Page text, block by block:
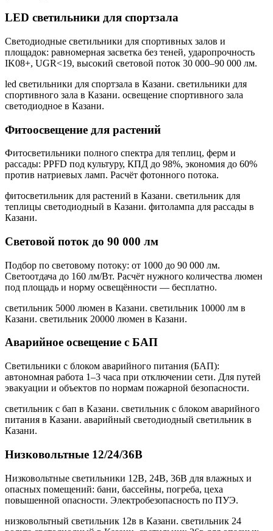
LED светильники для спортзала
Светодиодные светильники для спортивных залов и
площадок: равномерная засветка без теней, ударопрочность
IK08+, UGR<19, высокий световой поток 30 000–90 000 лм.
led светильники для спортзала в Казани. светильники для
спортивного зала в Казани. освещение спортивного зала
светодиодное в Казани.
Фитоосвещение для растений
Фитосветильники полного спектра для теплиц, ферм и
рассады: PPFD под культуру, КПД до 98%, экономия до 60%
против натриевых ламп. Расчёт фотонного потока.
фитосветильник для растений в Казани. светильник для
теплицы светодиодный в Казани. фитолампа для рассады в
Казани.
Световой поток до 90 000 лм
Подбор по световому потоку: от 1000 до 90 000 лм.
Светоотдача до 160 лм/Вт. Расчёт нужного количества люмен
под площадь и норму освещённости — бесплатно.
светильник 5000 люмен в Казани. светильник 10000 лм в
Казани. светильник 20000 люмен в Казани.
Аварийное освещение с БАП
Светильники с блоком аварийного питания (БАП):
автономная работа 1–3 часа при отключении сети. Для путей
эвакуации и объектов по нормам пожарной безопасности.
светильник с бап в Казани. светильник с блоком аварийного
питания в Казани. аварийный светодиодный светильник в
Казани.
Низковольтные 12/24/36В
Низковольтные светильники 12В, 24В, 36В для влажных и
опасных помещений: бани, бассейны, погреба, цеха
повышенной опасности. Электробезопасность по ПУЭ.
низковольтный светильник 12в в Казани. светильник 24